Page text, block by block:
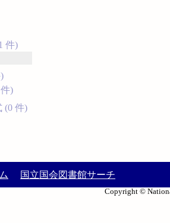
件)
)
(0 件)
国立国会図書館サーチ
Copyright ©